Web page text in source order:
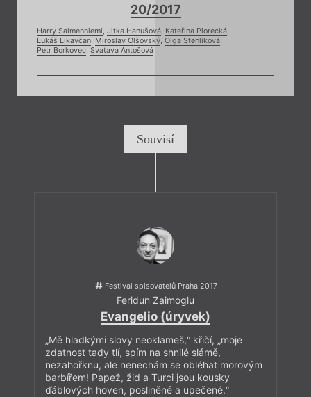
20/2017
Harry Salmenniemi, Jitka Hanušová, Kateřina Piorecká,
Lukáš Likavčan, Miroslav Olšovský, Olga Stehlíková,
Petr Borkovec, Svatava Antošová
Souvisí
Festival spisovatelů Praha 2017
Feridun Zaimoglu
Evangelio (úryvek)
„Mě hladkými slovy neoklameš,“ křičí, „moje
zdatnost tady tlí, spím na shnilé slámě,
nezahořknu, ale nenechám se obléhat morovým
barbířem! Papež, žid a Turci jsou kousky
ďáblových hoven, posliněné a upečené.“